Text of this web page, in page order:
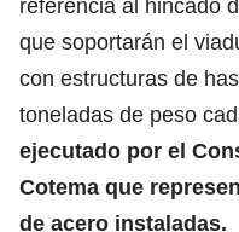
referencia al hincado
que soportarán el
con estructuras de
toneladas de peso
ejecutado por el
Cotema que
de acero instaladas.